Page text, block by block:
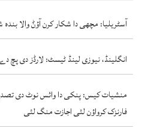
آسٹریلیا: مچھی دا شکار کرن آؤݨ والا
انگلینڈ، نیوزی لینڈ ٹیسٹ: لارڈز دی پچ
منشیات کیس: پنکی دا وائس نوٹ دی
فارنزک کرواؤن لئی اجازت منگ لئی